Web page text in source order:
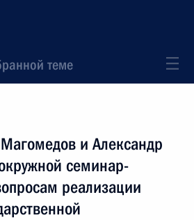
теме
и Александр
семинар-
реализации